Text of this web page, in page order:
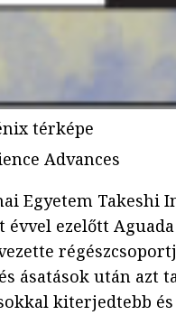
térképe
Advances
Egyetem Takeshi
évvel ezelőtt
ásatások után azt
kiterjedtebb és